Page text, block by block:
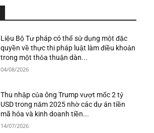
Liệu Bộ Tư pháp có thể sử dụng một đặc
quyền về thực thi pháp luật làm điều khoản
trong một thỏa thuận dàn...
04/08/2026
Thu nhập của ông Trump vượt mốc 2 tỷ
USD trong năm 2025 nhờ các dự án tiền
mã hóa và kinh doanh tiền...
14/07/2026